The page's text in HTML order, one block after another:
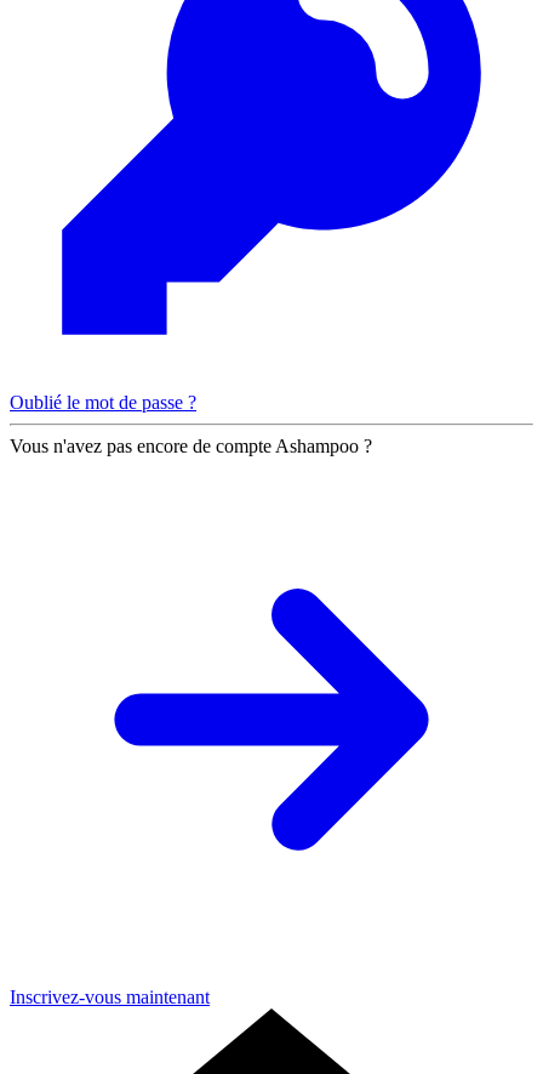
Oublié le mot de passe ?
Vous n'avez pas encore de compte Ashampoo ?
Inscrivez-vous maintenant